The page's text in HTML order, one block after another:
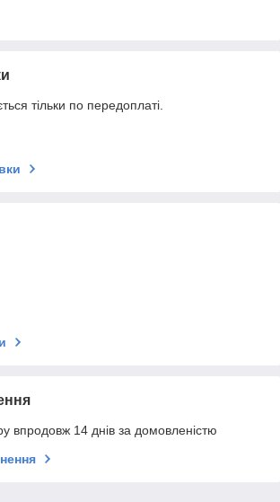
тільки по передоплаті.
впродовж 14 днів за домовленістю